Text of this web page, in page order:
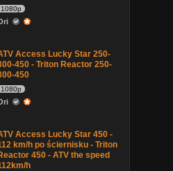
1080p
Access Lucky Star 250-
450 - Triton Reactor 250-
450
1080p
Access Lucky Star 450 -
km/h po ściernisku - Triton
450 - ATV the speed
h